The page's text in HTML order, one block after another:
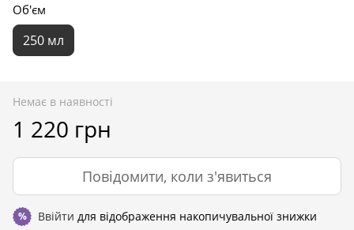
Об'єм
250 мл
Немає в наявності
1 220 грн
Повідомити, коли з'явиться
% Ввійти для відображення накопичувальної знижки